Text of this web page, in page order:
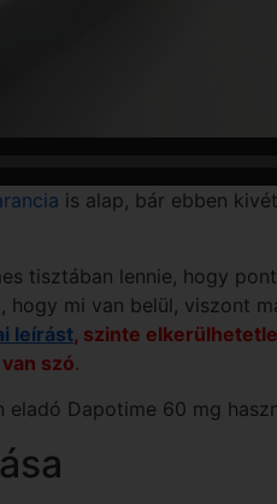
is alap, bár ebben
tisztában lennie, hogy
hogy mi van belül, viszont
leírást, szinte
szó.
eladó Dapotime 60 mg